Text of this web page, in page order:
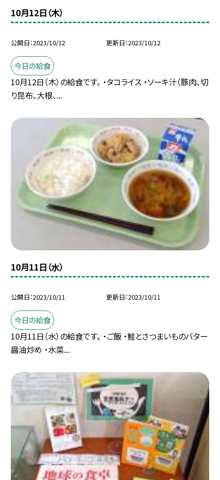
10月12日（木）
公開日 2023/10/12 更新日 2023/10/12
今日の給食
10月12日（木）の給食です。 ・タコライス ・ソーキ汁（豚肉、切
り昆布、大根、...
10月11日（水）
公開日 2023/10/11 更新日 2023/10/11
今日の給食
10月11日（水）の給食です。 ・ご飯 ・鮭とさつまいものバター
醤油炒め ・水菜...